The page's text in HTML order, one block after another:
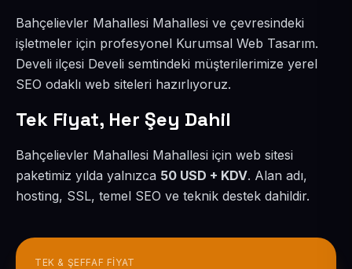
Bahçelievler Mahallesi Mahallesi ve çevresindeki
işletmeler için profesyonel Kurumsal Web Tasarım.
Develi ilçesi Develi semtindeki müşterilerimize yerel
SEO odaklı web siteleri hazırlıyoruz.
Tek Fiyat, Her Şey Dahil
Bahçelievler Mahallesi Mahallesi için web sitesi
paketimiz yılda yalnızca 50 USD + KDV. Alan adı,
hosting, SSL, temel SEO ve teknik destek dahildir.
TEK & ŞEFFAF FIYAT